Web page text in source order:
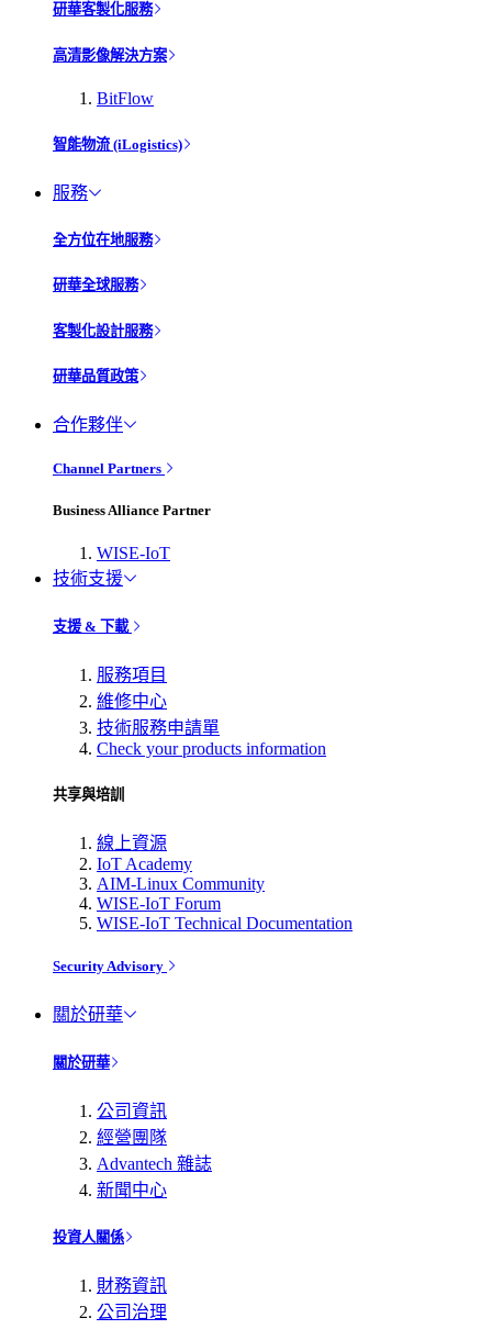
研華客製化服務
高清影像解決方案
BitFlow
智能物流 (iLogistics)
服務
全方位在地服務
研華全球服務
客製化設計服務
研華品質政策
合作夥伴
Channel Partners
Business Alliance Partner
WISE-IoT
技術支援
支援 & 下載
服務項目
維修中心
技術服務申請單
Check your products information
共享與培訓
線上資源
IoT Academy
AIM-Linux Community
WISE-IoT Forum
WISE-IoT Technical Documentation
Security Advisory
關於研華
關於研華
公司資訊
經營團隊
Advantech 雜誌
新聞中心
投資人關係
財務資訊
公司治理